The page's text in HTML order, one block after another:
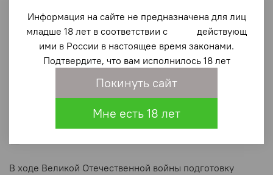
(0) В избранное
В ходе Великой Отечественной войны подготовку
Информация на сайте не предназначена для лиц
младше 18 лет в соответствии с действующ
ими в России в настоящее время законами.
Подтвердите, что вам исполнилось 18 лет
Покинуть сайт
Мне есть 18 лет